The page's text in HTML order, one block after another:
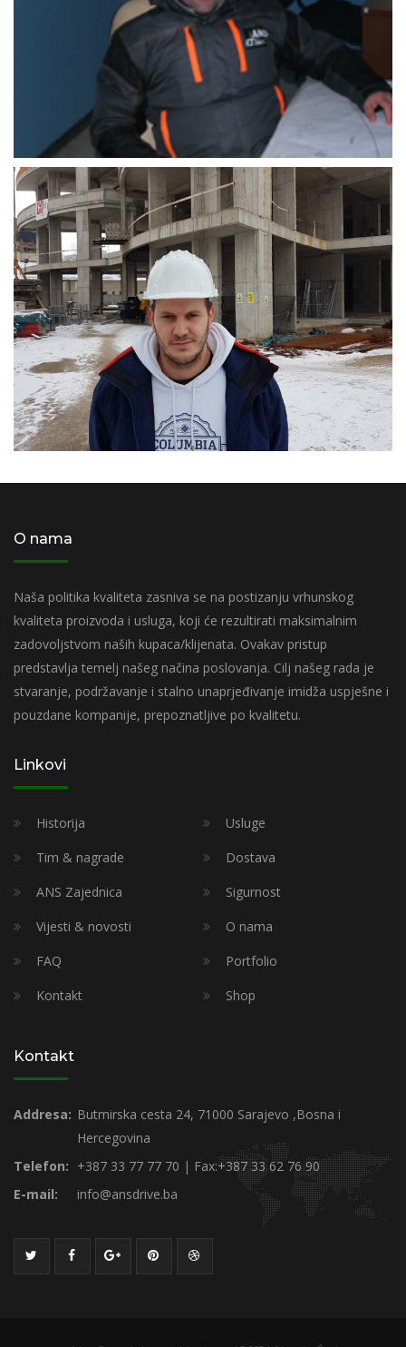
Mirela Memišević
O nama
Naša politika kvaliteta zasniva se na postizanju vrhunskog
kvaliteta proizvoda i usluga, koji će rezultirati maksimalnim
zadovoljstvom naših kupaca/klijenata. Ovakav pristup
predstavlja temelj našeg načina poslovanja. Cilj našeg rada je
stvaranje, podržavanje i stalno unaprjeđivanje imidža uspješne i
pouzdane kompanije, prepoznatljive po kvalitetu.
Linkovi
Historija
Usluge
Tim & nagrade
Dostava
ANS Zajednica
Sigurnost
Vijesti & novosti
O nama
FAQ
Portfolio
Kontakt
Shop
Kontakt
Addresa: Butmirska cesta 24, 71000 Sarajevo ,Bosna i
Hercegovina
Telefon: +387 33 77 77 70 | Fax:+387 33 62 76 90
E-mail:
info@ansdrive.ba